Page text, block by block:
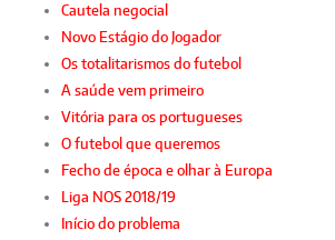
Cautela negocial
Novo Estágio do Jogador
Os totalitarismos do futebol
A saúde vem primeiro
Vitória para os portugueses
O futebol que queremos
Fecho de época e olhar à Europa
Liga NOS 2018/19
Início do problema